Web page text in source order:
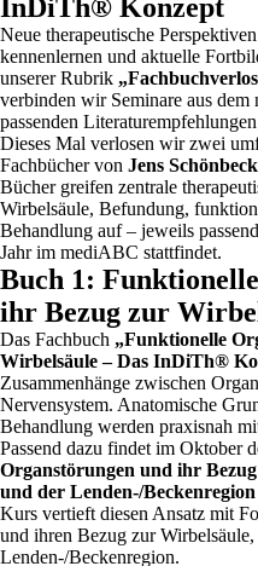
InDiTh® Konzept
Neue therapeutische
kennenlernen und aktuelle
unserer Rubrik
verbinden wir Seminare aus
passenden
Dieses Mal verlosen wir zwei
Fachbücher von Jens Schönbeck
Bücher greifen zentrale
Wirbelsäule, Befundung,
Behandlung auf – jeweils
Jahr im mediABC stattfindet.
Buch 1:
ihr Bezug zur
Das Fachbuch „Funktionelle
Wirbelsäule – Das InDiTh®
Zusammenhänge zwischen
Nervensystem. Anatomische
Behandlung werden praxisnah
Passend dazu findet im Oktober
Organstörungen und ihr
und der Lenden-/
Kurs vertieft diesen Ansatz mit
und ihren Bezug zur Wirbelsäule,
Lenden-/Beckenregion.